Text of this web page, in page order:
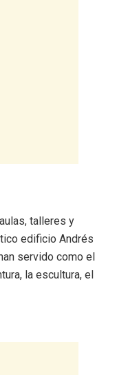
talleres y
edificio Andrés
servido como el
la escultura, el